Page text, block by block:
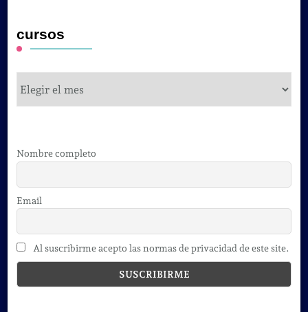
cursos
Nombre completo
Email
Al suscribirme acepto las normas de privacidad de este site.